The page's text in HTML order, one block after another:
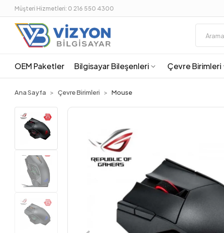
Müşteri Hizmetleri: 0 216 550 4300
OEM Paketler Bilgisayar Bileşenleri Çevre Birimleri
Ana Sayfa Çevre Birimleri Mouse